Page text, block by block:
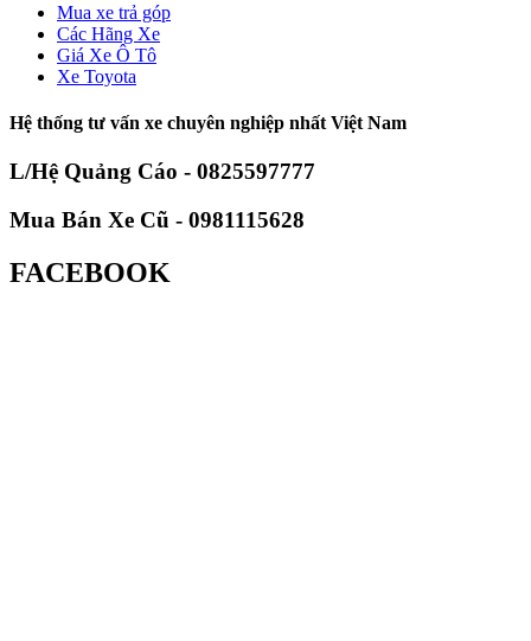
Mua xe trả góp
Các Hãng Xe
Giá Xe Ô Tô
Xe Toyota
Hệ thống tư vấn xe chuyên nghiệp nhất Việt Nam
L/Hệ Quảng Cáo - 0825597777
Mua Bán Xe Cũ - 0981115628
FACEBOOK